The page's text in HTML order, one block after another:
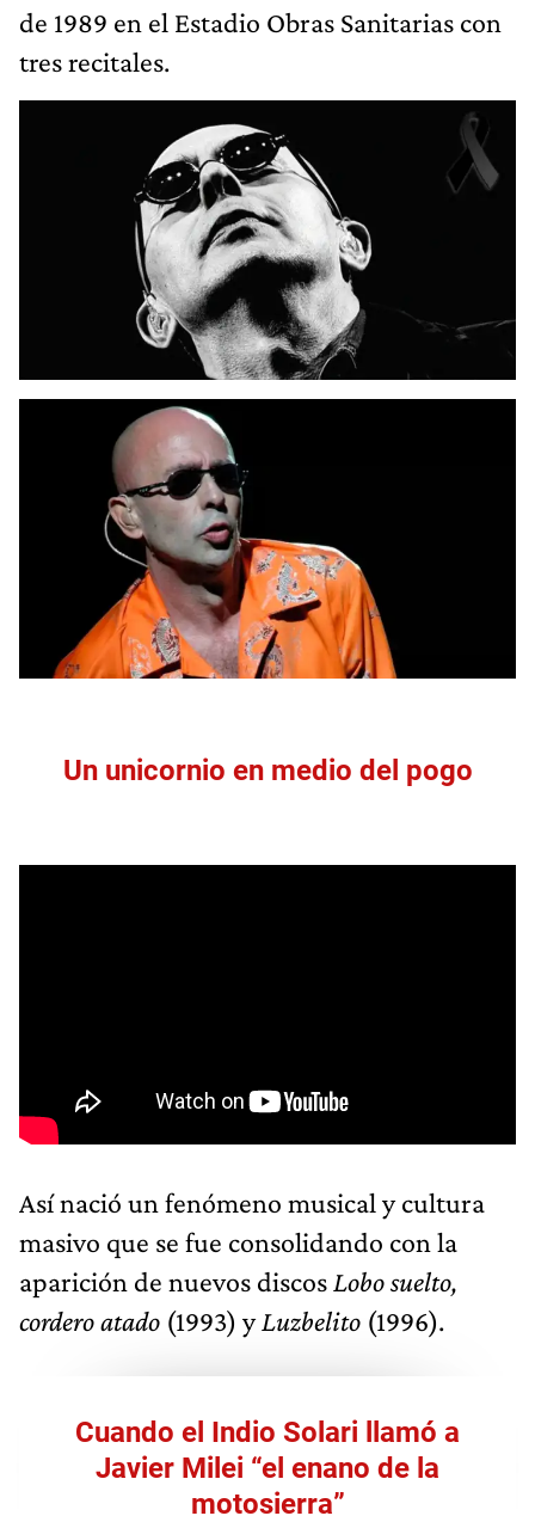
de 1989 en el Estadio Obras Sanitarias con
tres recitales.
Un unicornio en medio del pogo
Así nació un fenómeno musical y cultura
masivo que se fue consolidando con la
aparición de nuevos discos Lobo suelto,
cordero atado (1993) yLuzbelito (1996).
Cuando el Indio Solari llamó a
Javier Milei “el enano de la
motosierra”